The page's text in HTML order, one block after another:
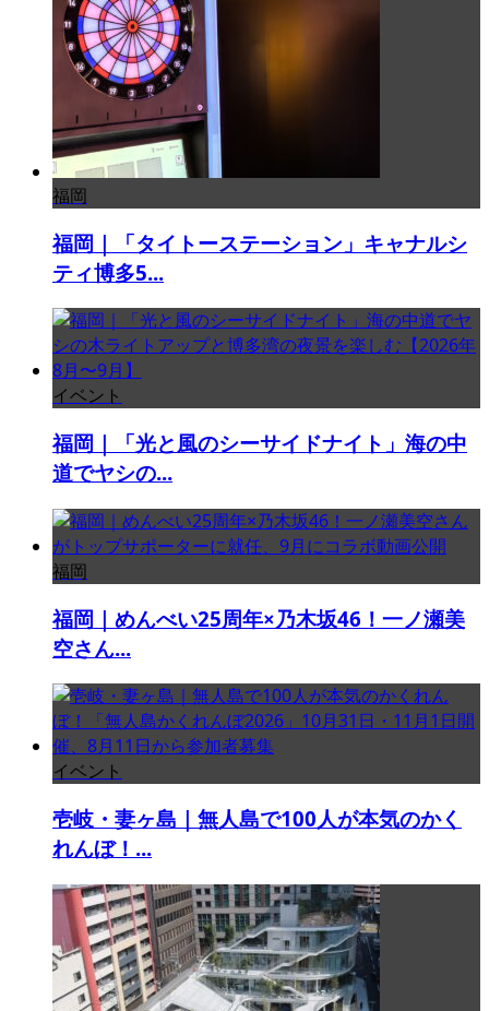
福岡
福岡｜「タイトーステーション」キャナルシ
ティ博多5...
イベント
福岡｜「光と風のシーサイドナイト」海の中
道でヤシの...
福岡
福岡｜めんべい25周年×乃木坂46！一ノ瀬美
空さん...
イベント
壱岐・妻ヶ島｜無人島で100人が本気のかく
れんぼ！...